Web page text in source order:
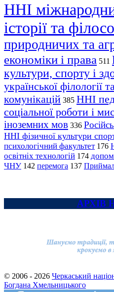
ННІ
історії та
природничих та
економіки і права 511
культури, спорту і
української філології
комунікацій 385 ННІ
соціальної роботи і
іноземних мов 336
ННІ фізичної культури
психологічний факультет 176
освітніх технологій 174
ЧНУ 142 перемога 137
АРХІВ
© 2006 - 2026 Черкаський
Богдана Хмельницького